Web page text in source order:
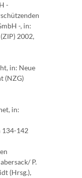
-
-, in:
2002,
in: Neue
(NZG)
in:
134-142
P.
(Hrsg.),